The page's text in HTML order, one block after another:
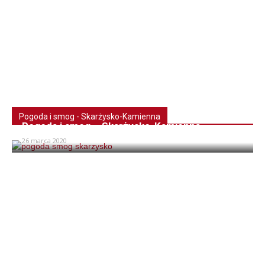
Pogoda i smog - Skarżysko-Kamienna
Pogoda i smog – Skarżysko-Kamienna
26 marca 2020